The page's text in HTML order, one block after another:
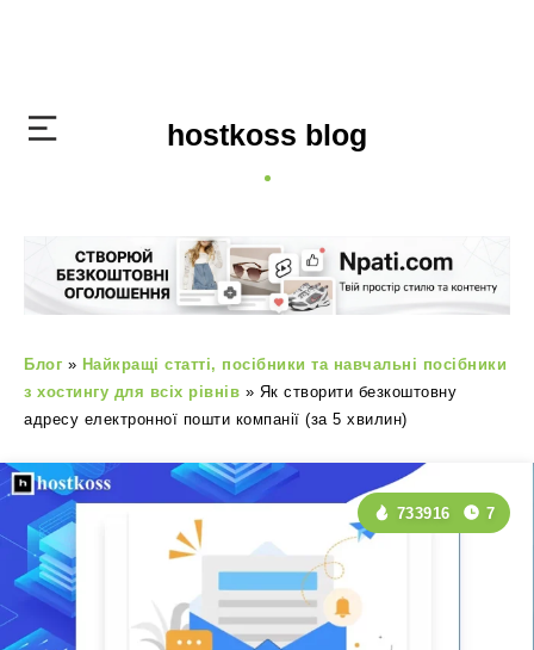
hostkoss blog
Блог » Найкращі статті, посібники та навчальні посібники
з хостингу для всіх рівнів » Як створити безкоштовну
адресу електронної пошти компанії (за 5 хвилин)
733916 7